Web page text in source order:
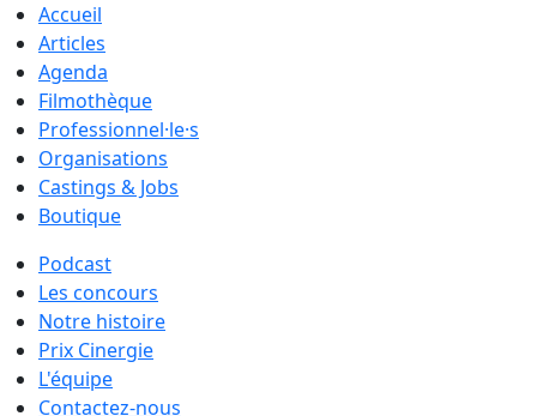
Accueil
Articles
Agenda
Filmothèque
Professionnel·le·s
Organisations
Castings & Jobs
Boutique
Podcast
Les concours
Notre histoire
Prix Cinergie
L'équipe
Contactez-nous